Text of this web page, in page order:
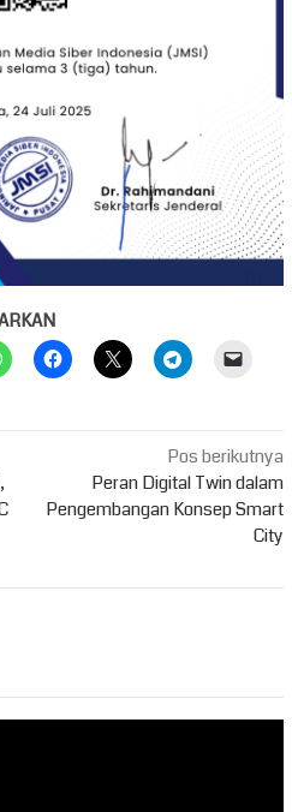
Pos berikutnya
Peran Digital Twin dalam
Pengembangan Konsep Smart
City